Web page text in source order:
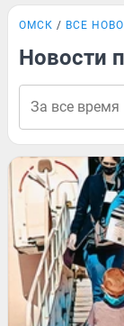
ОМСК ВСЕ
Новости